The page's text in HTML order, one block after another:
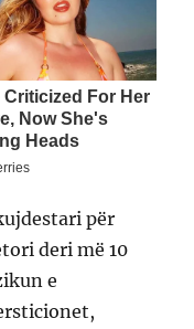
për
deri më 10
e